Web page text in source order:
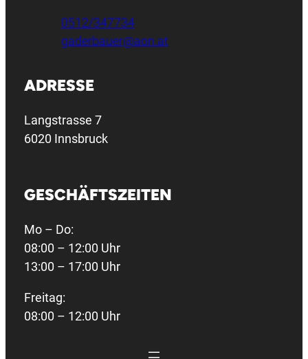
0512/347734
gaderbauer@aon.at
ADRESSE
Langstrasse 7
6020 Innsbruck
GESCHÄFTSZEITEN
Mo – Do:
08:00 – 12:00 Uhr
13:00 – 17:00 Uhr
Freitag:
08:00 – 12:00 Uhr